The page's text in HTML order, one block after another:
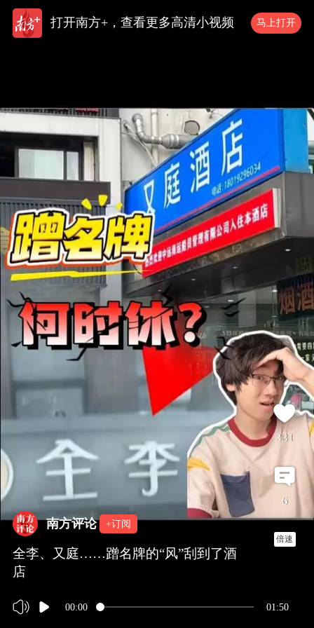
打开南方+，查看更多高清小视频 马上打开
南方评论 +订阅
全李、又庭……蹭名牌的“风”刮到了酒
店
00:00 01:50
331
6
倍速